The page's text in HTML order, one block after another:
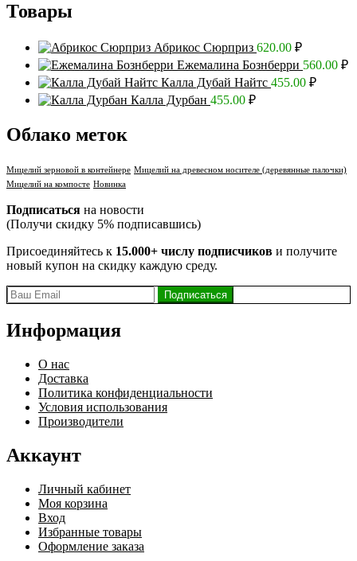
Товары
Абрикос Сюрприз 620.00 ₽
Ежемалина Бознберри 560.00 ₽
Калла Дубай Найтс 455.00 ₽
Калла Дурбан 455.00 ₽
Облако меток
Мицелий зерновой в контейнере Мицелий на древесном носителе (деревянные палочки)
Мицелий на компосте Новинка
Подписаться на новости
(Получи скидку 5% подписавшись)
Присоединяйтесь к 15.000+ числу подписчиков и получите
новый купон на скидку каждую среду.
Информация
О нас
Доставка
Политика конфиденциальности
Условия использования
Производители
Аккаунт
Личный кабинет
Моя корзина
Вход
Избранные товары
Оформление заказа